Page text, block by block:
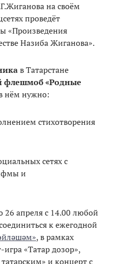
на своём
проведёт
«Произведения
Назиба Жиганова».
в Татарстане
флешмоб «Родные
нём нужно:
стихотворения
сетях с
и
26 апреля с 14.00 любой
к ежегодной
, в рамках
«Татар дозор»,
и концерт с